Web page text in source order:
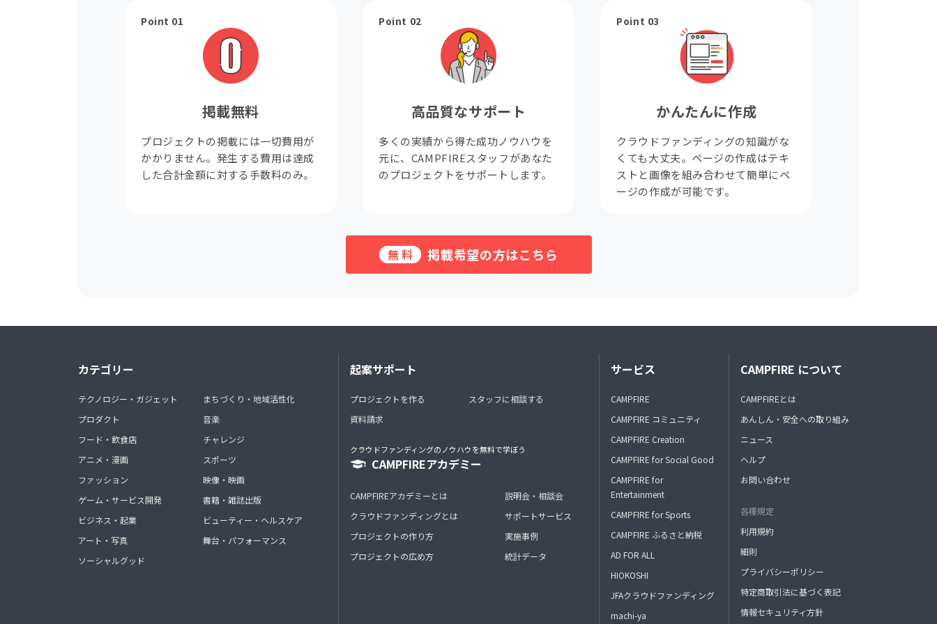
Point 01
掲載無料
プロジェクトの掲載には一切費用が
かかりません。発生する費用は達成
した合計金額に対する手数料のみ。
Point 02
高品質なサポート
多くの実績から得た成功ノウハウを
元に、CAMPFIREスタッフがあなた
のプロジェクトをサポートします。
Point 03
かんたんに作成
クラウドファンディングの知識がな
くても大丈夫。ページの作成はテキ
ストと画像を組み合わせて簡単にペ
ージの作成が可能です。
無料 掲載希望の方はこちら
カテゴリー
テクノロジー・ガジェット
プロダクト
フード・飲食店
アニメ・漫画
ファッション
ゲーム・サービス開発
ビジネス・起業
アート・写真
ソーシャルグッド
まちづくり・地域活性化
音楽
チャレンジ
スポーツ
映像・映画
書籍・雑誌出版
ビューティー・ヘルスケア
舞台・パフォーマンス
起案サポート
プロジェクトを作る
資料請求
スタッフに相談する
クラウドファンディングのノウハウを無料で学ぼう
CAMPFIREアカデミー
CAMPFIREアカデミーとは
クラウドファンディングとは
プロジェクトの作り方
プロジェクトの広め方
説明会・相談会
サポートサービス
実施事例
統計データ
サービス
CAMPFIRE
CAMPFIRE コミュニティ
CAMPFIRE Creation
CAMPFIRE for Social Good
CAMPFIRE for
Entertainment
CAMPFIRE for Sports
CAMPFIRE ふるさと納税
AD FOR ALL
HIOKOSHI
JFAクラウドファンディング
machi-ya
CAMPFIRE について
CAMPFIREとは
あんしん・安全への取り組み
ニュース
ヘルプ
お問い合わせ
各種規定
利用規約
細則
プライバシーポリシー
特定商取引法に基づく表記
情報セキュリティ方針